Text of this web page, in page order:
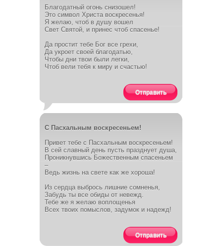
Благодатный огонь снизошел!
Это символ Христа воскресенья!
Я желаю, чтоб в душу вошел
Свет Святой, и принес чтоб спасенье!
Да простит тебе Бог все грехи,
Да укроет своей благодатью,
Чтобы дни твои были легки,
Чтоб вели тебя к миру и счастью!
Отправить
C Пасхальным воскресеньем!
Привет тебе с Пасхальным воскресеньем!
В сей славный день пусть празднует душа,
Проникнувшись Божественным спасеньем
–
Ведь жизнь на свете как же хороша!
Из сердца выбрось лишние сомненья,
Забудь ты все обиды от невежд.
Тебе же я желаю воплощенья
Всех твоих помыслов, задумок и надежд!
Отправить